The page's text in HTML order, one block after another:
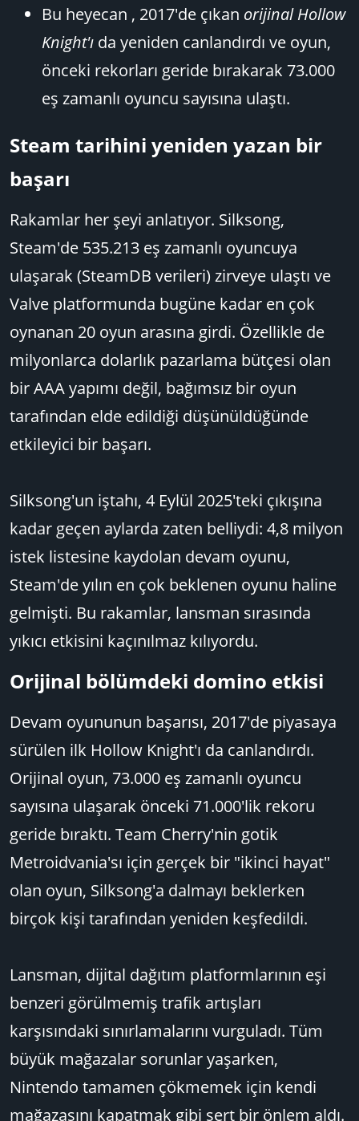
Bu heyecan , 2017'de çıkan orijinal Hollow
Knight'ı da yeniden canlandırdı ve oyun,
önceki rekorları geride bırakarak 73.000
eş zamanlı oyuncu sayısına ulaştı.
Steam tarihini yeniden yazan bir
başarı​
Rakamlar her şeyi anlatıyor. Silksong,
Steam'de 535.213 eş zamanlı oyuncuya
ulaşarak (SteamDB verileri) zirveye ulaştı ve
Valve platformunda bugüne kadar en çok
oynanan 20 oyun arasına girdi. Özellikle de
milyonlarca dolarlık pazarlama bütçesi olan
bir AAA yapımı değil, bağımsız bir oyun
tarafından elde edildiği düşünüldüğünde
etkileyici bir başarı.
Silksong'un iştahı, 4 Eylül 2025'teki çıkışına
kadar geçen aylarda zaten belliydi: 4,8 milyon
istek listesine kaydolan devam oyunu,
Steam'de yılın en çok beklenen oyunu haline
gelmişti. Bu rakamlar, lansman sırasında
yıkıcı etkisini kaçınılmaz kılıyordu.
Orijinal bölümdeki domino etkisi​
Devam oyununun başarısı, 2017'de piyasaya
sürülen ilk Hollow Knight'ı da canlandırdı.
Orijinal oyun, 73.000 eş zamanlı oyuncu
sayısına ulaşarak önceki 71.000'lik rekoru
geride bıraktı. Team Cherry'nin gotik
Metroidvania'sı için gerçek bir "ikinci hayat"
olan oyun, Silksong'a dalmayı beklerken
birçok kişi tarafından yeniden keşfedildi.
Lansman, dijital dağıtım platformlarının eşi
benzeri görülmemiş trafik artışları
karşısındaki sınırlamalarını vurguladı. Tüm
büyük mağazalar sorunlar yaşarken,
Nintendo tamamen çökmemek için kendi
mağazasını kapatmak gibi sert bir önlem aldı.